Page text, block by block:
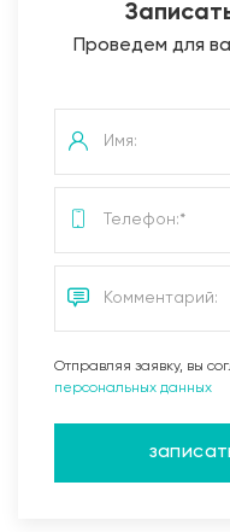
Проведем для
Отправляя заявку, вы
персональных данных